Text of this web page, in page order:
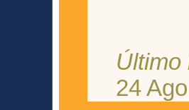
Último
24